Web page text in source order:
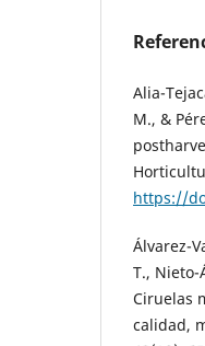
Alia-
M., &
https://
Álvarez-
T., Nieto-
Ciruelas
calidad,